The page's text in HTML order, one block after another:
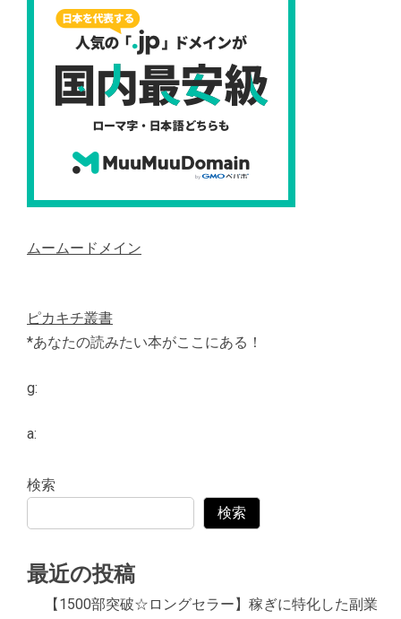
ムームードメイン
ピカキチ叢書
*あなたの読みたい本がここにある！
g:
a:
検索
検索
最近の投稿
【1500部突破☆ロングセラー】稼ぎに特化した副業